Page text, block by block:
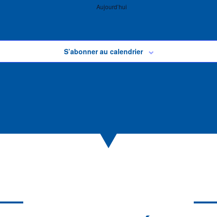
Aujourd’hui
S’abonner au calendrier